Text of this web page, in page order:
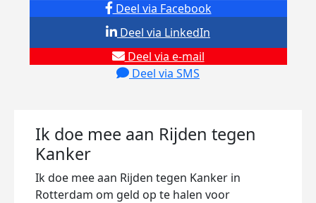
Deel via Facebook
Deel via e-mail
Deel via SMS
Deel via LinkedIn
Ik doe mee aan Rijden tegen
Kanker
Ik doe mee aan Rijden tegen Kanker in
Rotterdam om geld op te halen voor